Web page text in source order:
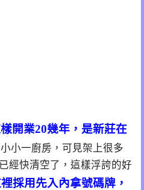
開業20幾年，是新莊在
小小一廚房，可見架上很多
經快清空了，這樣浮誇的好
採用先入內拿號碼牌，